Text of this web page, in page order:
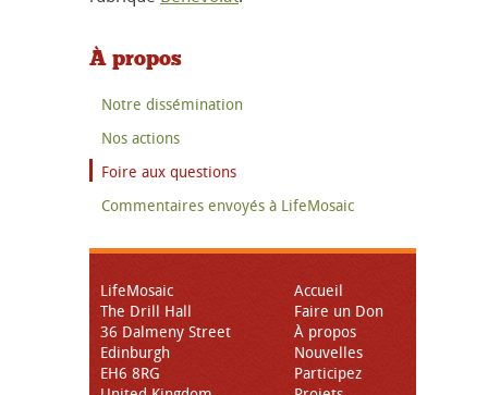
À propos
Notre dissémination
Nos actions
Foire aux questions
Commentaires envoyés à LifeMosaic
LifeMosaic
The Drill Hall
36 Dalmeny Street
Edinburgh
EH6 8RG
Accueil
Faire un Don
À propos
Nouvelles
Participez